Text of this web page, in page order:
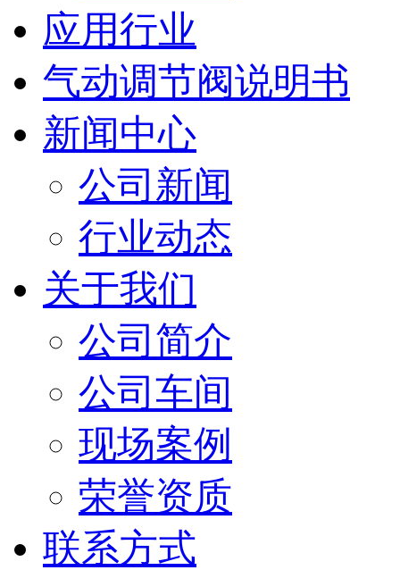
应用行业
气动调节阀说明书
新闻中心
公司新闻
行业动态
关于我们
公司简介
公司车间
现场案例
荣誉资质
联系方式